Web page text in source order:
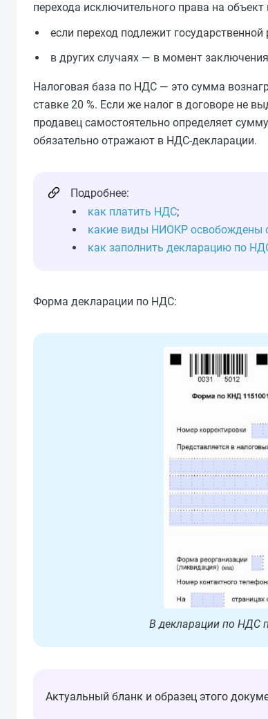
перехода исключительного права на
если переход подлежит
в других случаях — в момент
Налоговая база по НДС — это сумма
ставке 20 %. Если же налог в договоре не
продавец самостоятельно определяет
обязательно отражают в НДС-декларации.
Подробнее:
как платить НДС;
какие виды НИОКР освобождены
как заполнить декларацию по
Форма декларации по НДС:
В декларации по НДС
Актуальный бланк и образец этого